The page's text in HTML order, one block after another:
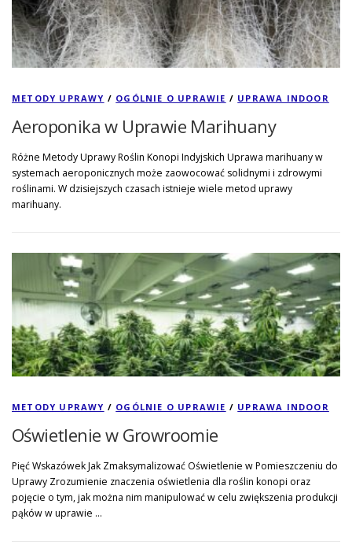
METODY UPRAWY / OGÓLNIE O UPRAWIE / UPRAWA INDOOR
Aeroponika w Uprawie Marihuany
Różne Metody Uprawy Roślin Konopi Indyjskich Uprawa marihuany w
systemach aeroponicznych może zaowocować solidnymi i zdrowymi
roślinami. W dzisiejszych czasach istnieje wiele metod uprawy
marihuany.
METODY UPRAWY / OGÓLNIE O UPRAWIE / UPRAWA INDOOR
Oświetlenie w Growroomie
Pięć Wskazówek Jak Zmaksymalizować Oświetlenie w Pomieszczeniu do
Uprawy Zrozumienie znaczenia oświetlenia dla roślin konopi oraz
pojęcie o tym, jak można nim manipulować w celu zwiększenia produkcji
pąków w uprawie …